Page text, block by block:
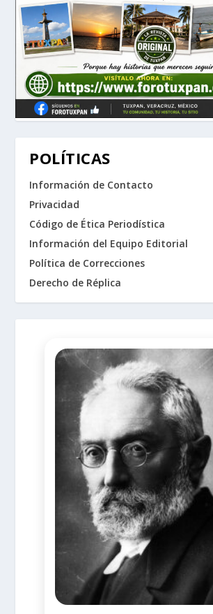
POLÍTICAS
Información de Contacto
Privacidad
Código de Ética Periodística
Información del Equipo Editorial
Política de Correcciones
Derecho de Réplica